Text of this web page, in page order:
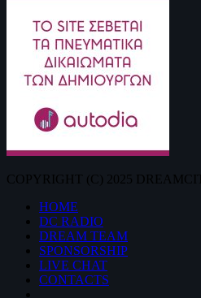
COPYRIGHT (C) 2025
HOME
DC RADIO
DREAM TEAM
SPONSORSHIP
LIVE CHAT
CONTACTS